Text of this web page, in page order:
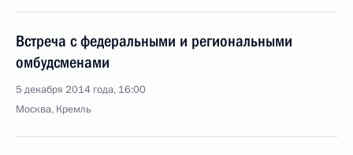
Встреча с федеральными и региональными
омбудсменами
5 декабря 2014 года, 16:00
Москва, Кремль